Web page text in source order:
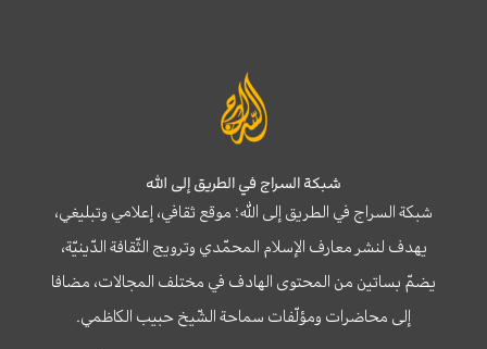
شبكة السراج في الطريق إلى الله
شبكة السراج في الطريق إلى الله؛ موقع ثقافي، إعلامي وتبليغي،
يهدف لنشر معارف الإسلام المحمّدي وترويج الثّقافة الدّينيّة،
يضمّ بساتين من المحتوى الهادف في مختلف المجالات، مضافا
إلى محاضرات ومؤلّفات سماحة الشّيخ حبيب الكاظمي.